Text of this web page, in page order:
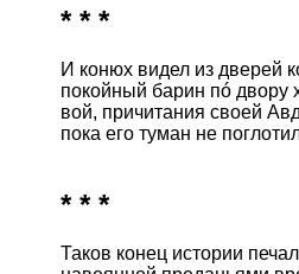
* * *
И конюх видел из дверей
покойный барин пó двору
вой, причитания своей
* * *
Таков конец истории